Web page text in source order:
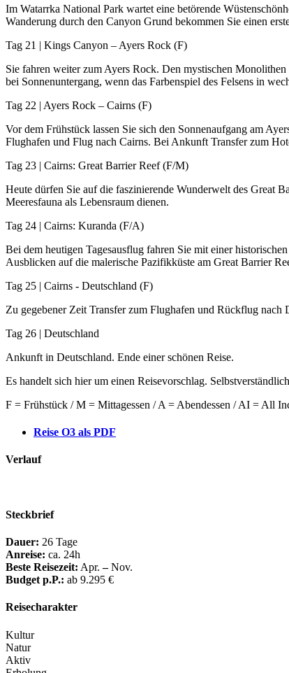
Im Watarrka National Park wartet eine betörende
Wanderung durch den Canyon Grund bekommen Sie einen
Tag 21 | Kings Canyon – Ayers Rock (F)
Sie fahren weiter zum Ayers Rock. Den mystischen
bei Sonnenuntergang, wenn das Farbenspiel des Felsens in
Tag 22 | Ayers Rock – Cairns (F)
Vor dem Frühstück lassen Sie sich den Sonnenaufgang am
Flughafen und Flug nach Cairns. Bei Ankunft Transfer zum
Tag 23 | Cairns: Great Barrier Reef (F/M)
Heute dürfen Sie auf die faszinierende Wunderwelt des Great
Meeresfauna als Lebensraum dienen.
Tag 24 | Cairns: Kuranda (F/A)
Bei dem heutigen Tagesausflug fahren Sie mit einer
Ausblicken auf die malerische Pazifikküste am Great Barrier
Tag 25 | Cairns - Deutschland (F)
Zu gegebener Zeit Transfer zum Flughafen und Rückflug nach
Tag 26 | Deutschland
Ankunft in Deutschland. Ende einer schönen Reise.
Es handelt sich hier um einen Reisevorschlag.
F = Frühstück / M = Mittagessen / A = Abendessen / AI = All
Reise O3 als PDF
Verlauf
Steckbrief
Dauer: 26 Tage
Anreise: ca. 24h
Beste Reisezeit: Apr.–Nov.
Budget p.P.: ab 9.295 €
Reisecharakter
Kultur
Natur
Aktiv